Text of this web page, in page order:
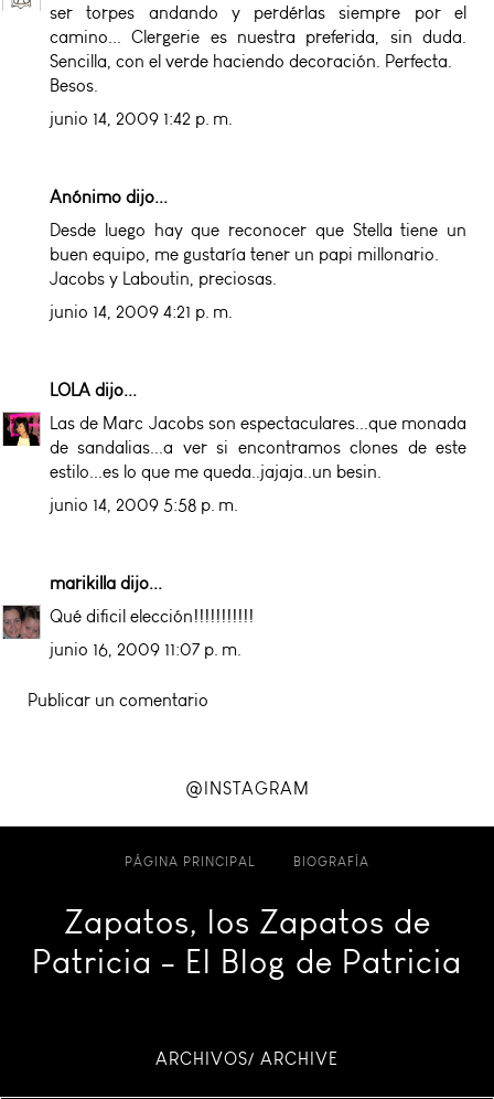
ser torpes andando y perdérlas siempre por el
camino... Clergerie es nuestra preferida, sin duda.
Sencilla, con el verde haciendo decoración. Perfecta.
Besos.
junio 14, 2009 1:42 p. m.
Anónimo dijo...
Desde luego hay que reconocer que Stella tiene un
buen equipo, me gustaría tener un papi millonario.
Jacobs y Laboutin, preciosas.
junio 14, 2009 4:21 p. m.
LOLA dijo...
Las de Marc Jacobs son espectaculares...que monada
de sandalias...a ver si encontramos clones de este
estilo...es lo que me queda..jajaja..un besin.
junio 14, 2009 5:58 p. m.
marikilla dijo...
Qué dificil elección!!!!!!!!!!!
junio 16, 2009 11:07 p. m.
Publicar un comentario
@INSTAGRAM
PÁGINA PRINCIPAL BIOGRAFÍA
Zapatos, los Zapatos de
Patricia - El Blog de Patricia
ARCHIVOS/ ARCHIVE